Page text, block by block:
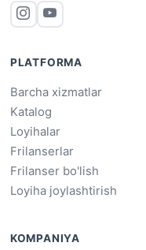
PLATFORMA
Barcha xizmatlar
Katalog
Loyihalar
Frilanserlar
Frilanser bo'lish
Loyiha joylashtirish
KOMPANIYA